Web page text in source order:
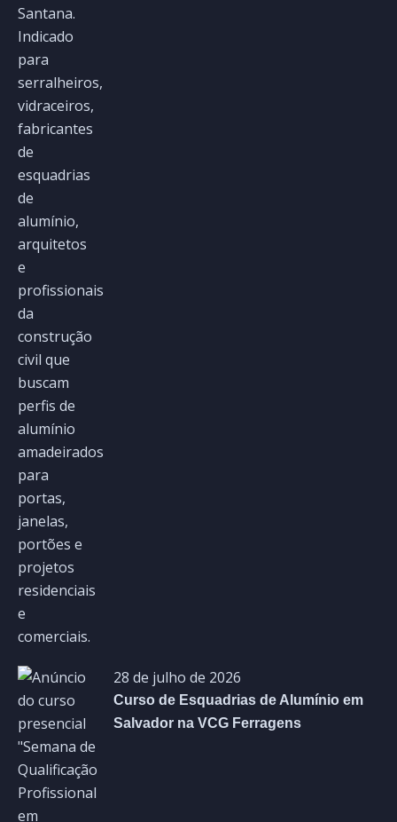
28 de julho de 2026
Curso de Esquadrias de Alumínio em
Salvador na VCG Ferragens